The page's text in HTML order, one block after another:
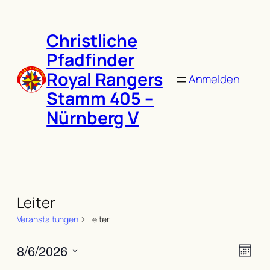
Christliche
Pfadfinder
Royal Rangers
Stamm 405 –
Nürnberg V
Anmelden
Leiter
Veranstaltungen Leiter
Veranstaltungen Monat
8/6/2026